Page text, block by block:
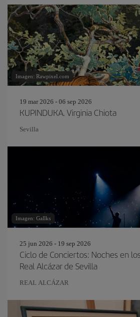
Imagen: Rawpixel.com
19 mar 2026 - 06 sep 2026
KUPINDUKA. Virginia Chiota
Sevilla
Imagen: Gallks
25 jun 2026 - 19 sep 2026
Ciclo de Conciertos: Noches en
Real Alcázar de Sevilla
REAL ALCÁZAR